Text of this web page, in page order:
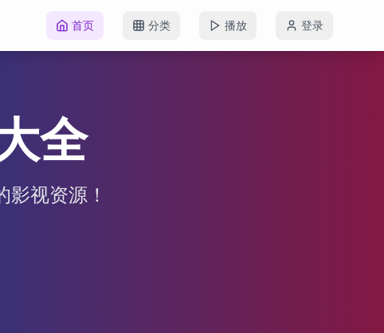
首页 分类 播放 登录
全
视资源！